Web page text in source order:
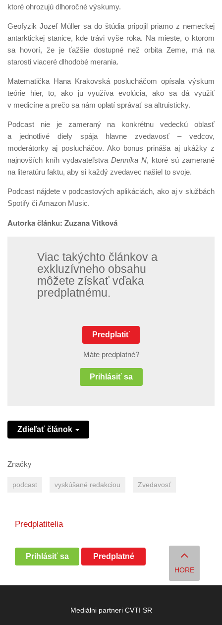
ktoré ohrozujú dlhoročné výskumy.
Geofyzik Jozef Müller sa do štúdia pripojil priamo z nemeckej
antarktickej stanice, kde trávi vyše roka. Na mieste, o ktorom
sa hovorí, že je ťažšie dostupné než orbita Zeme, má na
starosti viaceré dlhodobé merania.
Matematička Hana Krakovská poslucháčom opísala výskum
teórie hier, to, ako ju využíva evolúcia, ako sa dá využiť
v medicíne a prečo sa nám oplatí správať sa altruisticky.
Podcast nie je zameraný na konkrétnu vedeckú oblasť
a jednotlivé diely spája hlavne zvedavosť – vedcov,
moderátorky aj poslucháčov. Ako bonus prináša aj ukážky z
najnovších kníh vydavateľstva Denníka N, ktoré sú zamerané
na literatúru faktu, aby si každý zvedavec našiel to svoje.
Podcast nájdete v podcastových aplikáciách, ako aj v službách
Spotify či Amazon Music.
Autorka článku: Zuzana Vitková
Viac takýchto článkov a
exkluzívneho obsahu
môžete získať vďaka
predplatnému.
Predplatiť
Máte predplatné?
Prihlásiť sa
Zdieľať článok
Značky
podcast vyskúšané redakciou Zvedavosť
Predplatitelia
Prihlásiť sa Predplatné
HORE
Mediálni partneri CVTI SR